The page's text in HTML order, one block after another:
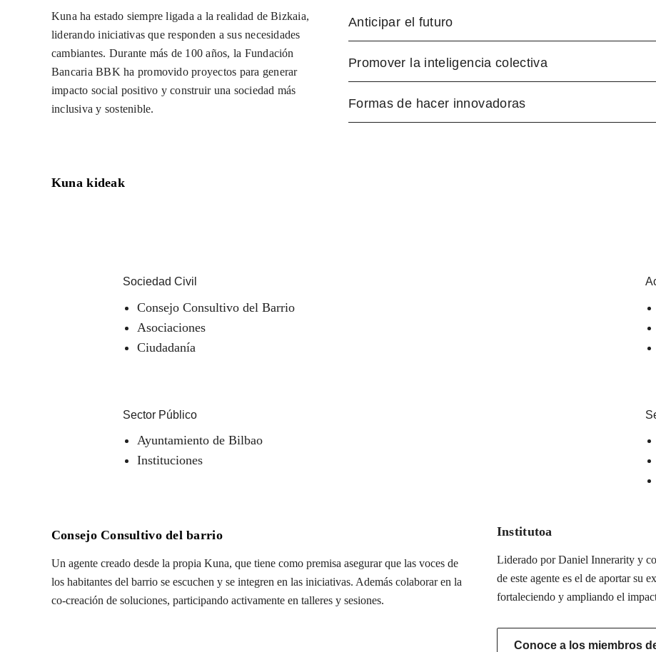
Kuna ha estado siempre ligada a la realidad de Bizkaia,
liderando iniciativas que responden a sus necesidades
cambiantes. Durante más de 100 años, la Fundación
Bancaria BBK ha promovido proyectos para generar
impacto social positivo y construir una sociedad más
inclusiva y sostenible.
Anticipar el futuro
Promover la inteligencia colectiva
Formas de hacer innovadoras
Kuna kideak
Sociedad Civil
Consejo Consultivo del Barrio
Asociaciones
Ciudadanía
Sector Público
Ayuntamiento de Bilbao
Instituciones
Consejo Consultivo del barrio
Un agente creado desde la propia Kuna, que tiene como premisa asegurar que las voces de
los habitantes del barrio se escuchen y se integren en las iniciativas. Además colaborar en la
co-creación de soluciones, participando activamente en talleres y sesiones.
Institutoa
Liderado por Daniel Innerarity y
de este agente es el de aportar su
fortaleciendo y ampliando el
Conoce a los miembros